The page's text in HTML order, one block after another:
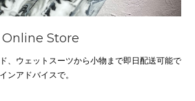
Online Store
、ウェットスーツから小物まで即日配送可能で
ンアドバイスで。